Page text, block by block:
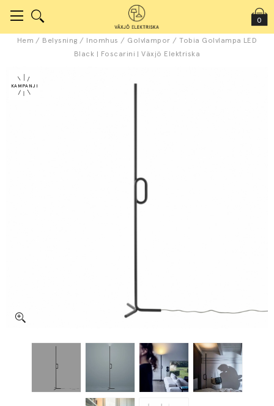
0
Hem / Belysning / Inomhus / Golvlampor /Tobia Golvlampa LED
Black | Foscarini | Växjö Elektriska